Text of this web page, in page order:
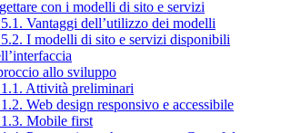
con i modelli di sito e servizi
Vantaggi dell’utilizzo dei modelli
I modelli di sito e servizi disponibili
allo sviluppo
Attività preliminari
Web design responsivo e accessibile
Mobile first